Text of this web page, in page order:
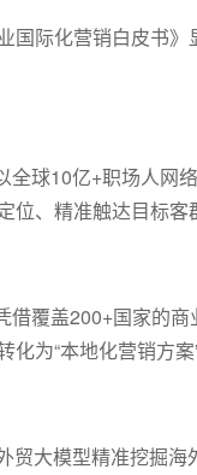
国际化营销白皮书
全球10亿+职场人网
、精准触达目标客
借覆盖200+国家的
为“本地化营销方案
贸大模型精准挖掘